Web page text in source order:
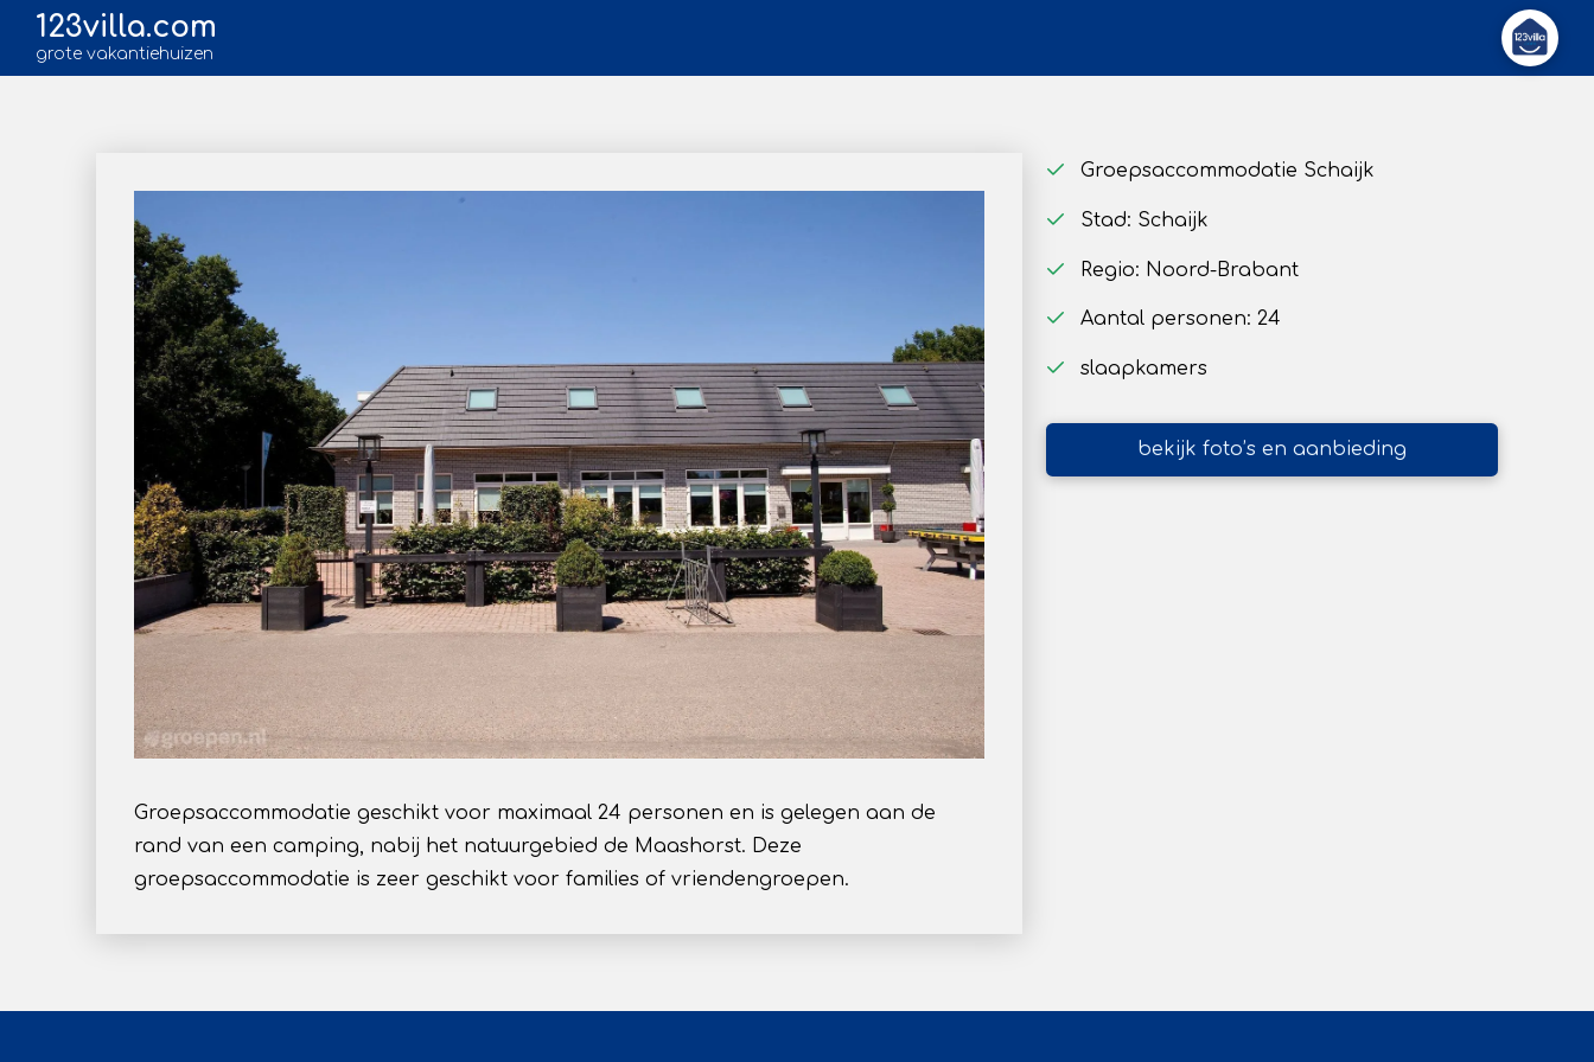
123villa.com
grote vakantiehuizen
Groepsaccommodatie geschikt voor maximaal 24 personen en is gelegen aan de
rand van een camping, nabij het natuurgebied de Maashorst. Deze
groepsaccommodatie is zeer geschikt voor families of vriendengroepen.
Groepsaccommodatie Schaijk
Stad: Schaijk
Regio: Noord-Brabant
Aantal personen: 24
slaapkamers
bekijk foto’s en aanbieding